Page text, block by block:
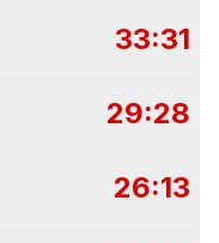
33:31
29:28
26:13